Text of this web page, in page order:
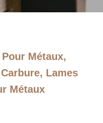
Métaux,
Lames
Métaux